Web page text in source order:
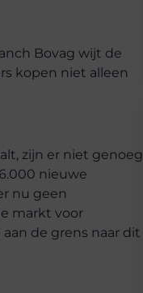
Bovag wijt de
kopen niet alleen
zijn er niet genoeg
nieuwe
nu geen
markt voor
de grens naar dit